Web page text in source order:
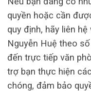
quyền hoặc cần
quy định, hãy liên
Nguyễn Huệ theo
đến trực tiếp văn
trợ bạn thực hiện
chóng, đảm bảo